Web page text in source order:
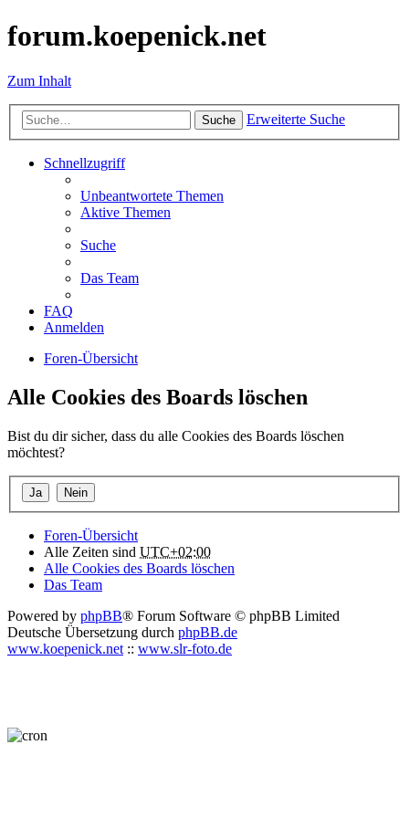
forum.koepenick.net
Zum Inhalt
Suche Erweiterte Suche
Schnellzugriff
Unbeantwortete Themen
Aktive Themen
Suche
Das Team
FAQ
Anmelden
Foren-Übersicht
Alle Cookies des Boards löschen
Bist du dir sicher, dass du alle Cookies des Boards löschen
möchtest?
Foren-Übersicht
Alle Zeiten sind UTC+02:00
Alle Cookies des Boards löschen
Das Team
Powered by phpBB® Forum Software © phpBB Limited
Deutsche Übersetzung durch phpBB.de
www.koepenick.net :: www.slr-foto.de